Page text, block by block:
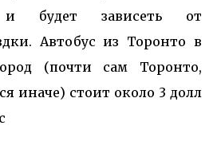
и будет зависеть от
Автобус из Торонто в
(почти сам Торонто,
иначе) стоит около 3 долл